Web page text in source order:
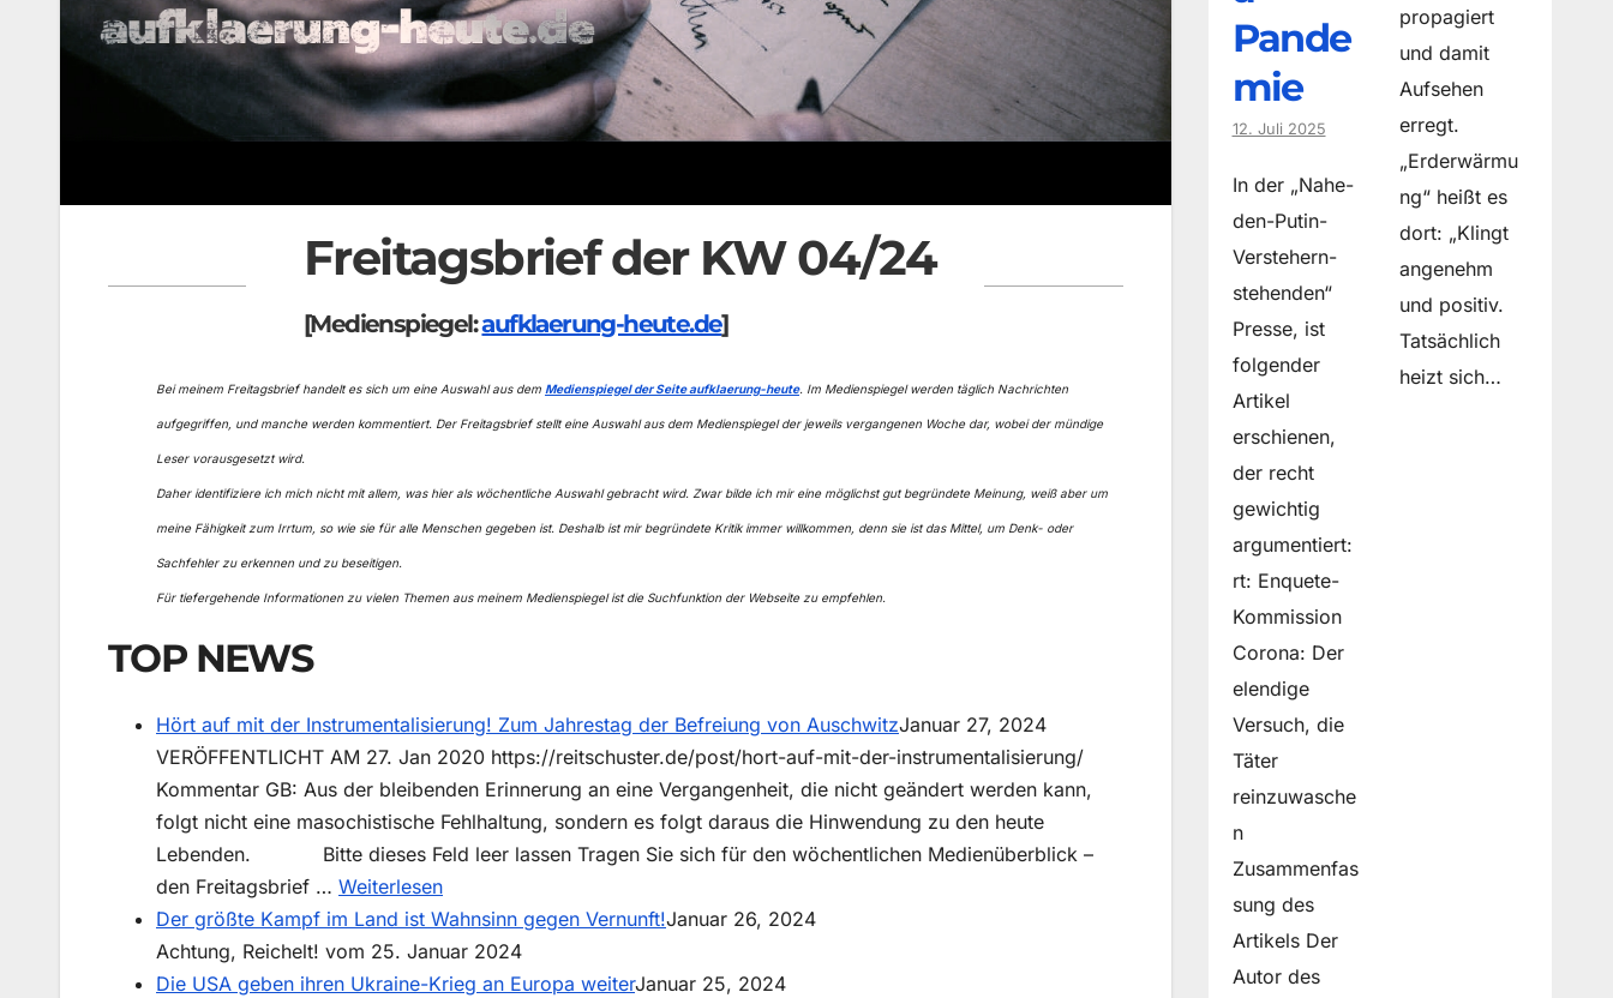
Freitagsbrief der KW 04/24
[Medienspiegel:aufklaerung-heute.de]
Bei meinem Freitagsbrief handelt es sich um eine Auswahl aus dem Medienspiegel der Seite aufklaerung-heute. Im Medienspiegel werden täglich Nachrichten
aufgegriffen, und manche werden kommentiert. Der Freitagsbrief stellt eine Auswahl aus dem Medienspiegel der jeweils vergangenen Woche dar, wobei der mündige
Leser vorausgesetzt wird.
Daher identifiziere ich mich nicht mit allem, was hier als wöchentliche Auswahl gebracht wird. Zwar bilde ich mir eine möglichst gut begründete Meinung, weiß aber um
meine Fähigkeit zum Irrtum, so wie sie für alle Menschen gegeben ist. Deshalb ist mir begründete Kritik immer willkommen, denn sie ist das Mittel, um Denk- oder
Sachfehler zu erkennen und zu beseitigen.
Für tiefergehende Informationen zu vielen Themen aus meinem Medienspiegel ist die Suchfunktion der Webseite zu empfehlen.
TOP NEWS
Hört auf mit der Instrumentalisierung! Zum Jahrestag der Befreiung von AuschwitzJanuar 27, 2024
VERÖFFENTLICHT AM 27. Jan 2020 https://reitschuster.de/post/hort-auf-mit-der-instrumentalisierung/
Kommentar GB: Aus der bleibenden Erinnerung an eine Vergangenheit, die nicht geändert werden kann,
folgt nicht eine masochistische Fehlhaltung, sondern es folgt daraus die Hinwendung zu den heute
Lebenden. Bitte dieses Feld leer lassen Tragen Sie sich für den wöchentlichen Medienüberblick –
den Freitagsbrief … Weiterlesen:
Hört
auf
mit
Der größte Kampf im Land ist Wahnsinn gegen Vernunft!Januar 26, 2024
Achtung, Reichelt! vom 25. Januar 2024
Die USA geben ihren Ukraine-Krieg an Europa weiterJanuar 25, 2024
Pande
mie
12. Juli 2025
In der „Nahe-
den-Putin-
Verstehern-
stehenden“
Presse, ist
folgender
Artikel
erschienen,
der recht
gewichtig
argumentiert:
rt: Enquete-
Kommission
Corona: Der
elendige
Versuch, die
Täter
reinzuwasche
n
Zusammenfas
sung des
Artikels Der
Autor des
propagiert
und damit
Aufsehen
erregt.
„Erderwärmu
ng“ heißt es
dort: „Klingt
angenehm
und positiv.
Tatsächlich
heizt sich…